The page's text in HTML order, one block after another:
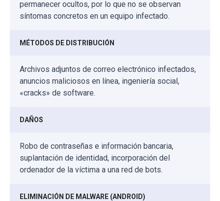
permanecer ocultos, por lo que no se observan
síntomas concretos en un equipo infectado.
MÉTODOS DE DISTRIBUCIÓN
Archivos adjuntos de correo electrónico infectados,
anuncios maliciosos en línea, ingeniería social,
«cracks» de software.
DAÑOS
Robo de contraseñas e información bancaria,
suplantación de identidad, incorporación del
ordenador de la víctima a una red de bots.
ELIMINACIÓN DE MALWARE (ANDROID)